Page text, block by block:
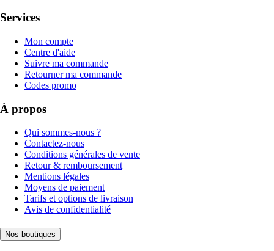
Services
Mon compte
Centre d'aide
Suivre ma commande
Retourner ma commande
Codes promo
À propos
Qui sommes-nous ?
Contactez-nous
Conditions générales de vente
Retour & remboursement
Mentions légales
Moyens de paiement
Tarifs et options de livraison
Avis de confidentialité
Nos boutiques